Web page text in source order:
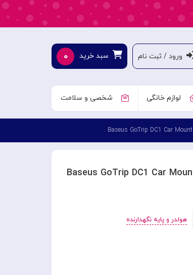
ورود / ثبت نام سبد خرید ۰
لوازم خانگی شخصی و سلامت
هولدر و پایه نگهدارنده